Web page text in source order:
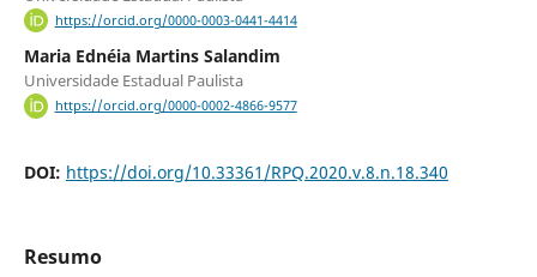
https://orcid.org/0000-0003-0441-4414
Maria Ednéia Martins Salandim
Universidade Estadual Paulista
https://orcid.org/0000-0002-4866-9577
DOI: https://doi.org/10.33361/RPQ.2020.v.8.n.18.340
Resumo